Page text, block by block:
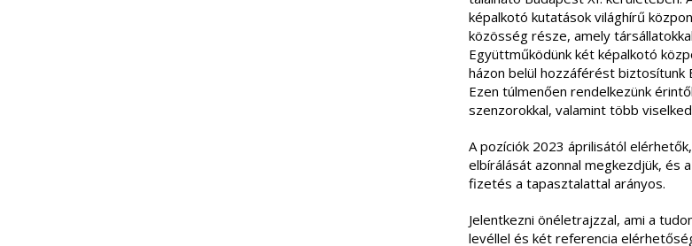
képalkotó kutatások világhírű
közösség része, amely
Együttműködünk két képalkotó
házon belül hozzáférést biztosítunk
Ezen túlmenően rendelkezünk
szenzorokkal, valamint több
A pozíciók 2023 áprilisától
elbírálását azonnal megkezdjük, és
fizetés a tapasztalattal arányos.
Jelentkezni önéletrajzzal, ami a
levéllel és két referencia